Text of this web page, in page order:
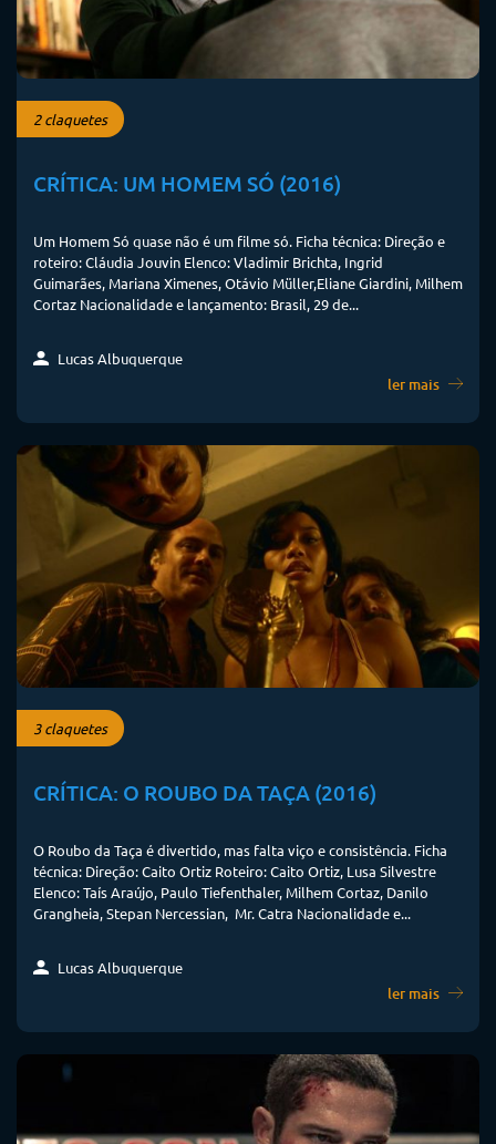
2 claquetes
CRÍTICA: UM HOMEM SÓ (2016)
Um Homem Só quase não é um filme só. Ficha técnica: Direção e
roteiro: Cláudia Jouvin Elenco: Vladimir Brichta, Ingrid
Guimarães, Mariana Ximenes, Otávio Müller,Eliane Giardini, Milhem
Cortaz Nacionalidade e lançamento: Brasil, 29 de...
Lucas Albuquerque
ler mais
3 claquetes
CRÍTICA: O ROUBO DA TAÇA (2016)
O Roubo da Taça é divertido, mas falta viço e consistência. Ficha
técnica: Direção: Caito Ortiz Roteiro: Caito Ortiz, Lusa Silvestre
Elenco: Taís Araújo, Paulo Tiefenthaler, Milhem Cortaz, Danilo
Grangheia, Stepan Nercessian, Mr. Catra Nacionalidade e...
Lucas Albuquerque
ler mais